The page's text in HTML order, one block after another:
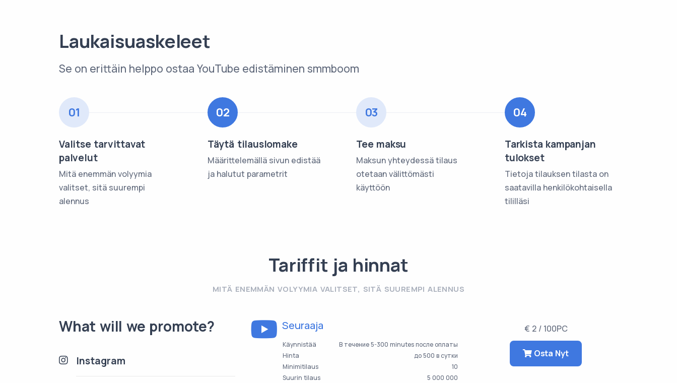
Laukaisuaskeleet
Se on erittäin helppo ostaa YouTube edistäminen smmboom
01
Valitse tarvittavat
palvelut
Mitä enemmän volyymia
valitset, sitä suurempi
alennus
02
Täytä tilauslomake
Määrittelemällä sivun edistää
ja halutut parametrit
03
Tee maksu
Maksun yhteydessä tilaus
otetaan välittömästi
käyttöön
04
Tarkista kampanjan
tulokset
Tietoja tilauksen tilasta on
saatavilla henkilökohtaisella
tililläsi
Tariffit ja hinnat
MITÄ ENEMMÄN VOLYYMIA VALITSET, SITÄ SUUREMPI ALENNUS
What will we promote?
Instagram
Seuraaja
Käynnistää
В течение 5-300 minutes после оплаты
Hinta
до 500 в сутки
Minimitilaus
10
Suurin tilaus
5 000 000
€ 2 / 100PC
Osta Nyt